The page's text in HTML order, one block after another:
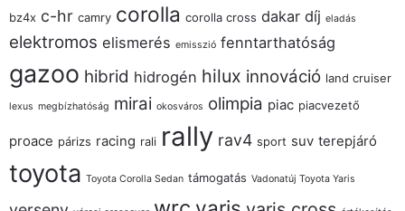
bz4x c-hr camry corolla corolla cross dakar díj eladás
elektromos elismerés emisszió fenntarthatóság
gazoo hibrid hidrogén hilux innováció land cruiser
lexus megbízhatóság mirai okosváros olimpia piac piacvezető
proace párizs racing rali rally rav4 sport suv terepjáró
toyota Toyota Corolla Sedan támogatás Vadonatúj Toyota Yaris